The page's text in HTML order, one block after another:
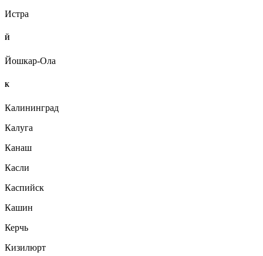
Истра
Й
Йошкар-Ола
К
Калининград
Калуга
Канаш
Касли
Каспийск
Кашин
Керчь
Кизилюрт